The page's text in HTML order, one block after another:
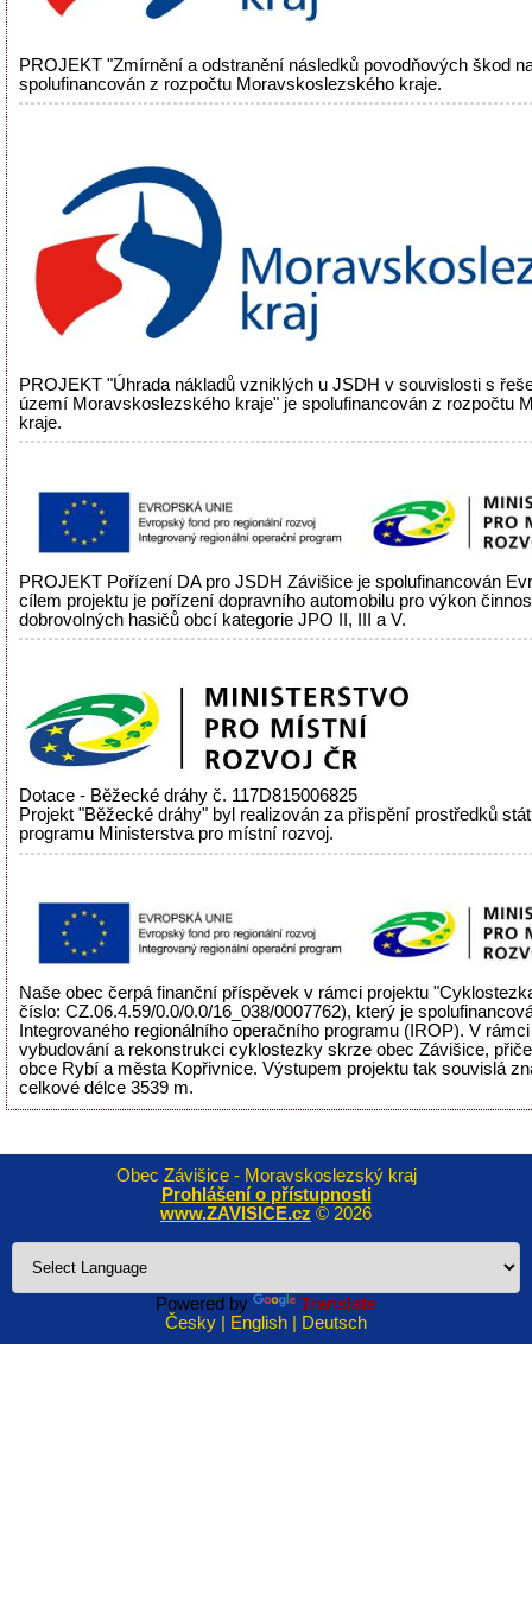
PROJEKT "Zmírnění a odstranění následků povodňových škod
spolufinancován z rozpočtu Moravskoslezského kraje.
PROJEKT "Úhrada nákladů vzniklých u JSDH v souvislosti s
území Moravskoslezského kraje" je spolufinancován z rozpočtu
kraje.
PROJEKT Pořízení DA pro JSDH Závišice je spolufinancován
cílem projektu je pořízení dopravního automobilu pro výkon
dobrovolných hasičů obcí kategorie JPO II, III a V.
Dotace - Běžecké dráhy č. 117D815006825
Projekt "Běžecké dráhy" byl realizován za přispění prostředků
programu Ministerstva pro místní rozvoj.
Naše obec čerpá finanční příspěvek v rámci projektu
číslo: CZ.06.4.59/0.0/0.0/16_038/0007762), který je
Integrovaného regionálního operačního programu (IROP). V
vybudování a rekonstrukci cyklostezky skrze obec Závišice,
obce Rybí a města Kopřivnice. Výstupem projektu tak souvislá
celkové délce 3539 m.
Obec Závišice - Moravskoslezský kraj
Prohlášení o přístupnosti
www.ZAVISICE.cz © 2026
Powered by
Translate
Česky | English | Deutsch